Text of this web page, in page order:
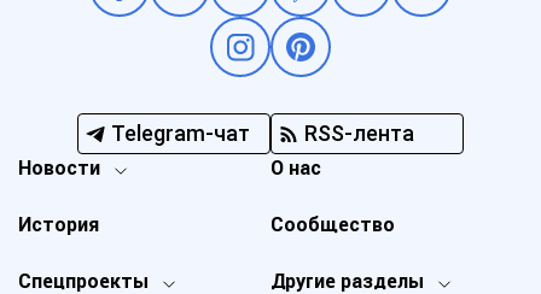
Telegram-чат RSS-лента
Новости
Спецпроекты Другие разделы
История
О нас
Сообщество